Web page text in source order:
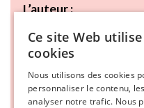
L’auteur :
David A. Nicholls est
physiothérapie
Technology. Figure
contemporaine en
l’histoire, aux
Ce site Web
cookies
Nous utilisons des cookies
personnaliser le contenu,
analyser notre trafic. Nous